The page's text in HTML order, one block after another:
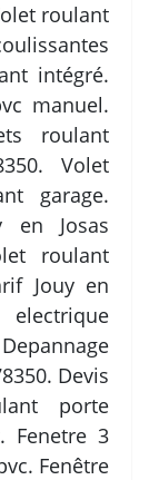
roulant
intégré.
manuel.
roulant
Volet
garage.
en Josas
roulant
Jouy en
Devis
porte
Fenetre 3
Fenêtre